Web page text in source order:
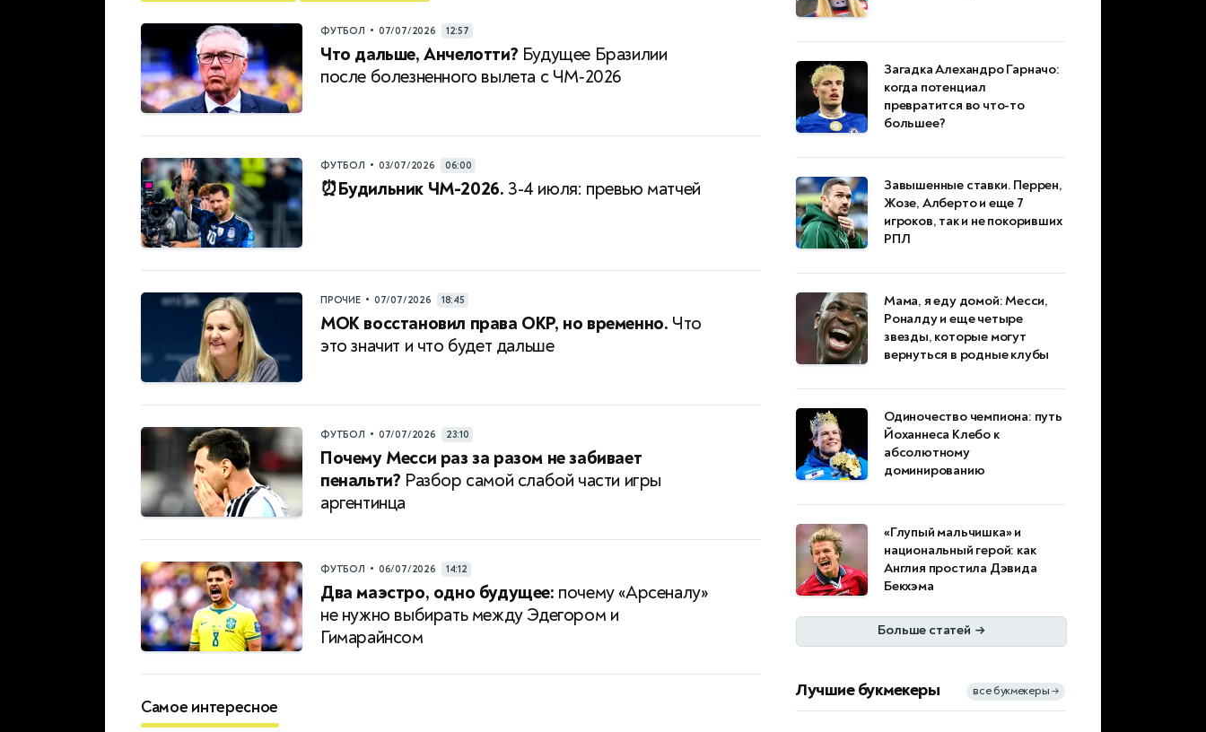
ФУТБОЛ • 07/07/2026 12:57
Что дальше, Анчелотти? Будущее Бразилии
после болезненного вылета с ЧМ‑2026
ФУТБОЛ • 03/07/2026 06:00
⏰Будильник ЧМ-2026. 3-4 июля: превью матчей
ПРОЧИЕ • 07/07/2026 18:45
МОК восстановил права ОКР, но временно. Что
это значит и что будет дальше
ФУТБОЛ • 07/07/2026 23:10
Почему Месси раз за разом не забивает
пенальти? Разбор самой слабой части игры
аргентинца
ФУТБОЛ • 06/07/2026 14:12
Два маэстро, одно будущее: почему «Арсеналу»
не нужно выбирать между Эдегором и
Гимарайнсом
Самое интересное
Загадка Алехандро Гарначо:
когда потенциал
превратится во что-то
большее?
Завышенные ставки. Перрен,
Жозе, Алберто и еще 7
игроков, так и не покоривших
РПЛ
Мама, я еду домой: Месси,
Роналду и еще четыре
звезды, которые могут
вернуться в родные клубы
Одиночество чемпиона: путь
Йоханнеса Клебо к
абсолютному
доминированию
«Глупый мальчишка» и
национальный герой: как
Англия простила Дэвида
Бекхэма
Больше статей →
Лучшие букмекеры все букмекеры →